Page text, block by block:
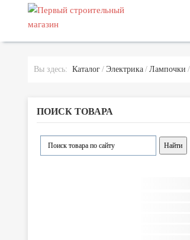
Вы здесь: Каталог Электрика Лампочки
ПОИСК ТОВАРА